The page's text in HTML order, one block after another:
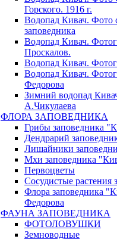
Горского. 1916 г.
Водопад Кивач. Фото
заповедника
Водопад Кивач.
Проскалов.
Водопад Кивач.
Водопад Кивач.
Федорова
Зимний водопад
А.Чикулаева
ФЛОРА ЗАПОВЕДНИКА
Грибы заповедника
Дендрарий
Лишайники
Мхи заповедника
Первоцветы
Сосудистые растения
Флора заповедника
Федорова
ФАУНА ЗАПОВЕДНИКА
ФОТОЛОВУШКИ
Земноводные